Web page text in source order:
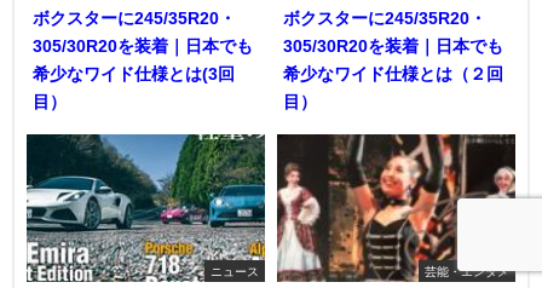
ボクスターに245/35R20・
305/30R20を装着｜日本でも
希少なワイド仕様とは(3回
目）
ボクスターに245/35R20・
305/30R20を装着｜日本でも
希少なワイド仕様とは（２回
目）
ニュース 芸能・エンタメ